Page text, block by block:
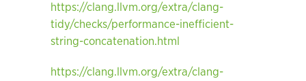
https://clang.llvm.org/extra/clang-
tidy/checks/performance-inefficient-
string-concatenation.html
https://clang.llvm.org/extra/clang-